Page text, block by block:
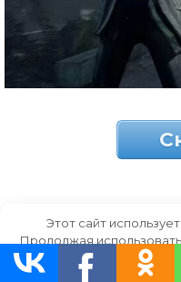
мрачная история
Этот сайт
Продолжая
работу с